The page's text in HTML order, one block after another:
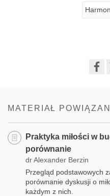
MATERIAŁ
Praktyka miłości w
porównanie
dr Alexander Berzin
Przegląd podstawowych
porównanie dyskusji o
każdym z nich.